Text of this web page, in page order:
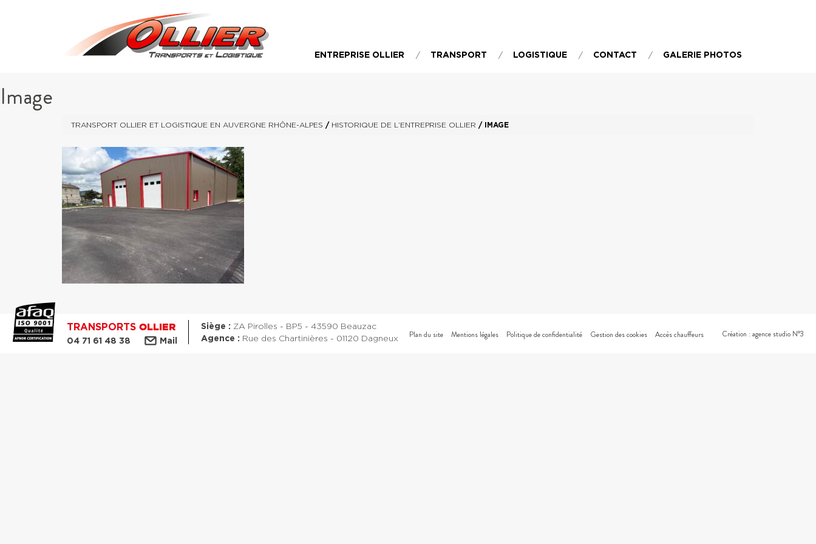
ENTREPRISE OLLIER TRANSPORT LOGISTIQUE CONTACT GALERIE PHOTOS
Image
TRANSPORT OLLIER ET LOGISTIQUE EN AUVERGNE RHÔNE-ALPES / HISTORIQUE DE L’ENTREPRISE OLLIER / IMAGE
TRANSPORTS OLLIER
04 71 61 48 38 Mail
Siège : ZA Pirolles - BP5 - 43590 Beauzac
Agence : Rue des Chartinières - 01120 Dagneux Plan du site Mentions légales Politique de confidentialité Gestion des cookies Accès chauffeurs Création : agence studio N°3